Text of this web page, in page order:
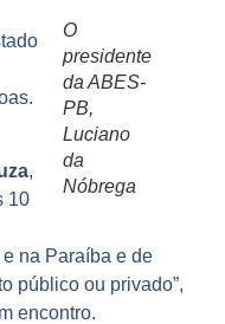
O
presidente
da ABES-
PB,
Luciano
da
Nóbrega
,
10
na Paraíba e de
público ou privado”,
encontro.